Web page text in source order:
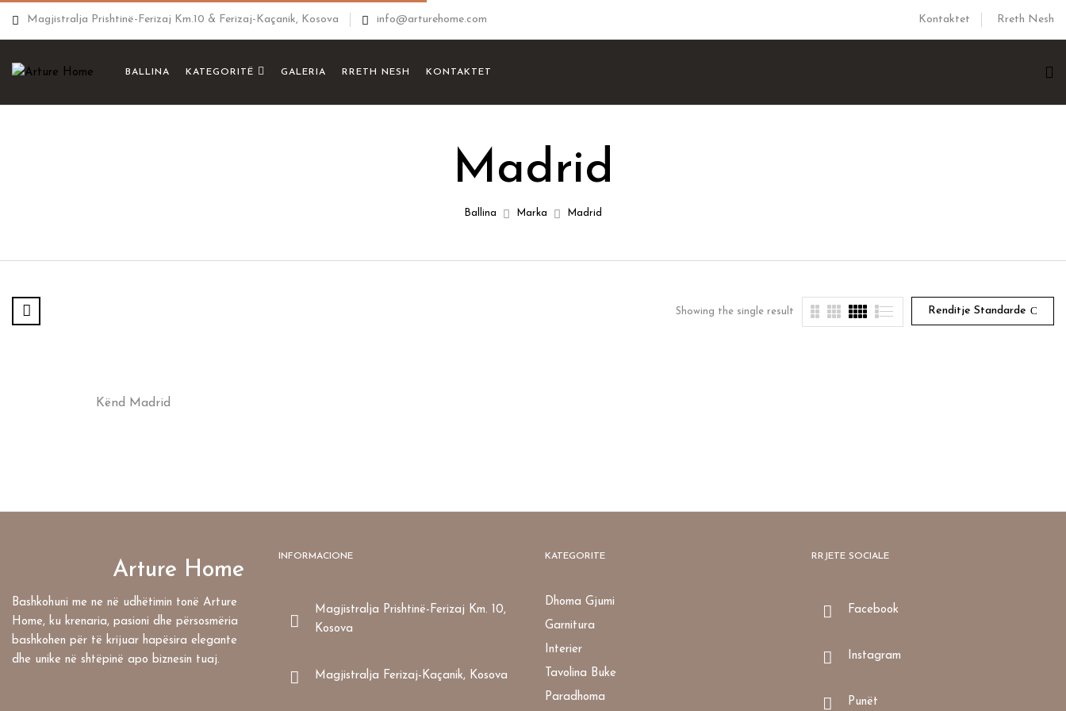
Magjistralja Prishtinë-Ferizaj Km.10 & Ferizaj-Kaçanik, Kosova info@arturehome.com Kontaktet Rreth Nesh
BALLINA KATEGORITË GALERIA RRETH NESH KONTAKTET
Madrid
Ballina Marka Madrid
Renditje Standarde
Showing the single result
Kënd Madrid
Arture Home
Bashkohuni me ne në udhëtimin tonë Arture
Home, ku krenaria, pasioni dhe përsosmëria
bashkohen për të krijuar hapësira elegante
dhe unike në shtëpinë apo biznesin tuaj.
INFORMACIONE
Magjistralja Prishtinë-Ferizaj Km. 10,
Kosova
Magjistralja Ferizaj-Kaçanik, Kosova
KATEGORITE
Dhoma Gjumi
Garnitura
Interier
Tavolina Buke
Paradhoma
RRJETE SOCIALE
Facebook
Instagram
Punët